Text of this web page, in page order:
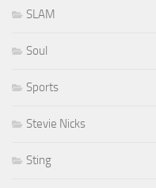
SLAM
Soul
Sports
Stevie Nicks
Sting